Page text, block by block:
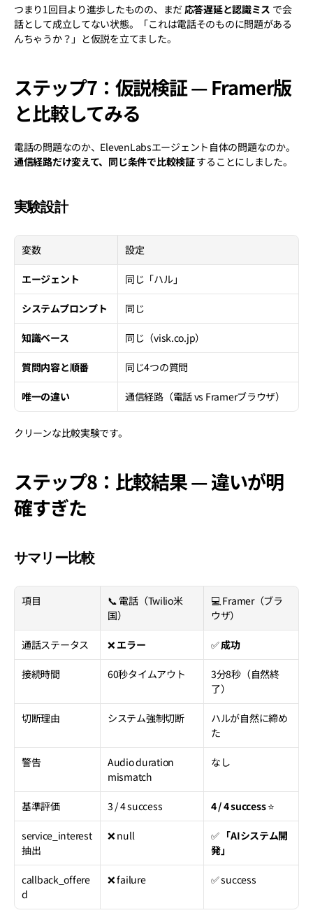
つまり1回目より進歩したものの、まだ 応答遅延と認識ミス で会
話として成立してない状態。「これは電話そのものに問題がある
んちゃうか？」と仮説を立てました。
ステップ7：仮説検証 — Framer版
と比較してみる
電話の問題なのか、ElevenLabsエージェント自体の問題なのか。
通信経路だけ変えて、同じ条件で比較検証 することにしました。
実験設計
変数 設定
エージェント 同じ「ハル」
システムプロンプト 同じ
知識ベース 同じ（visk.co.jp）
質問内容と順番 同じ4つの質問
唯一の違い 通信経路（電話 vs Framerブラウザ）
クリーンな比較実験です。
ステップ8：比較結果 — 違いが明
確すぎた
サマリー比較
項目
📞 電話（Twilio米
国）
💻 Framer（ブラ
ウザ）
通話ステータス ❌ エラー ✅ 成功
接続時間 60秒タイムアウト
3分8秒（自然終
了）
切断理由 システム強制切断
ハルが自然に締め
た
警告
Audio duration
mismatch
なし
基準評価 3 / 4 success 4 / 4 success ⭐
service_interest
抽出
❌ null ✅ 「AIシステム開
発」
callback_offere
d
❌ failure ✅ success